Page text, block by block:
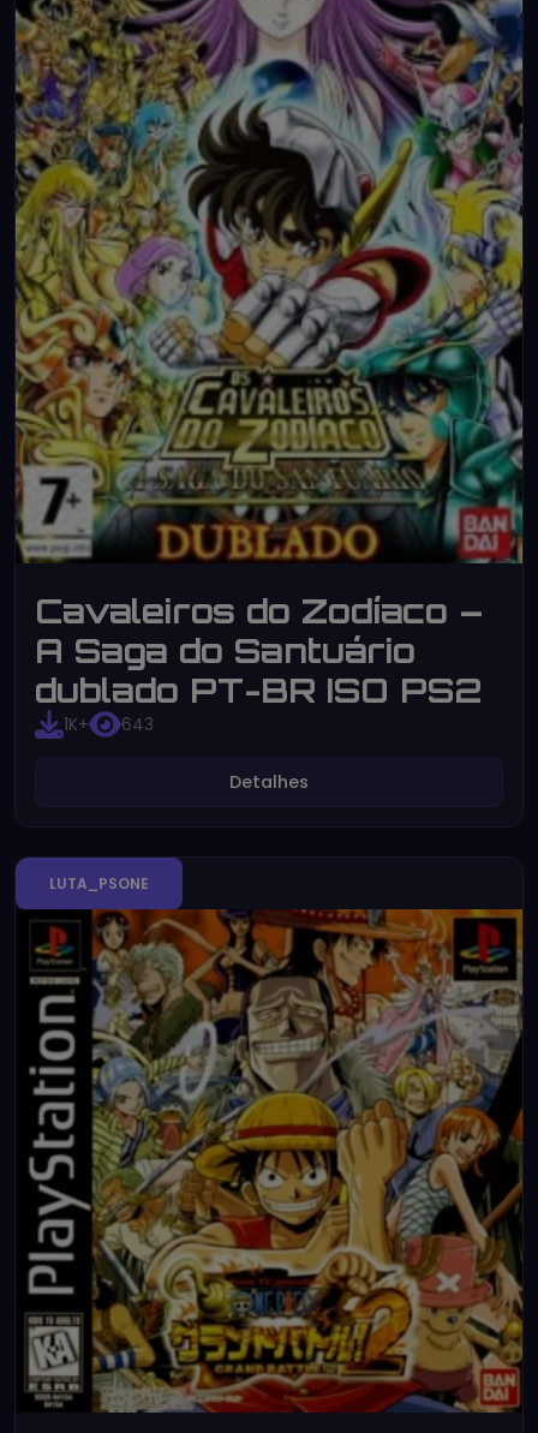
Cavaleiros do Zodíaco –
A Saga do Santuário
dublado PT-BR ISO PS2
1K+ 643
Detalhes
LUTA_PSONE